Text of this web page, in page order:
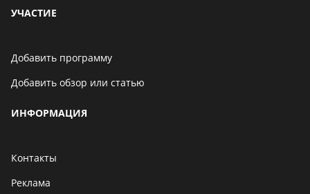
УЧАСТИЕ
Добавить программу
Добавить обзор или статью
ИНФОРМАЦИЯ
Контакты
Реклама